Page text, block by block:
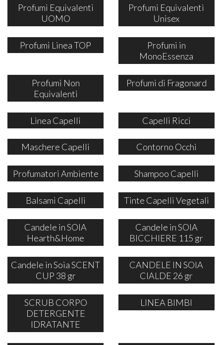
Profumi Equivalenti
UOMO
Profumi Equivalenti
Unisex
Profumi Linea TOP
Profumi in
MonoEssenza
Profumi Non
Equivalenti
Profumi di Fragonard
Linea Capelli Capelli Ricci
Maschere Capelli Contorno Occhi
Profumatori Ambiente Shampoo Capelli
Balsami Capelli Tinte Capelli Vegetali
Candele in SOIA
Hearth&Home
Candele in SOIA
BICCHIERE 115 gr
Candele in Soia SCENT
CUP 38 gr
CANDELE IN SOIA
CIALDE 26 gr
SCRUB CORPO
DETERGENTE
IDRATANTE
LINEA BIMBI